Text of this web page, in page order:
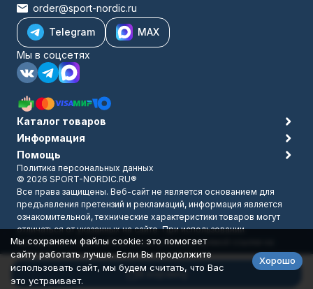
В корзину
order@sport-nordic.ru
Telegram
MAX
Мы в соцсетях
Каталог товаров
Информация
Помощь
Политика персональных данных
© 2026 SPORT-NORDIC.RU®
Все права защищены. Веб-сайт не является основанием для
предъявления претензий и рекламаций, информация является
ознакомительной, технические характеристики товаров могут
отличаться от указанных на сайте. При использовании
материалов с сайта обязательно указание прямой ссылки на
источник.
Разработано вbodysite.ru
Мы сохраняем файлы cookie: это помогает
сайту работать лучше. Если Вы продолжите
использовать сайт, мы будем считать, что Вас
это устраивает.
Хорошо